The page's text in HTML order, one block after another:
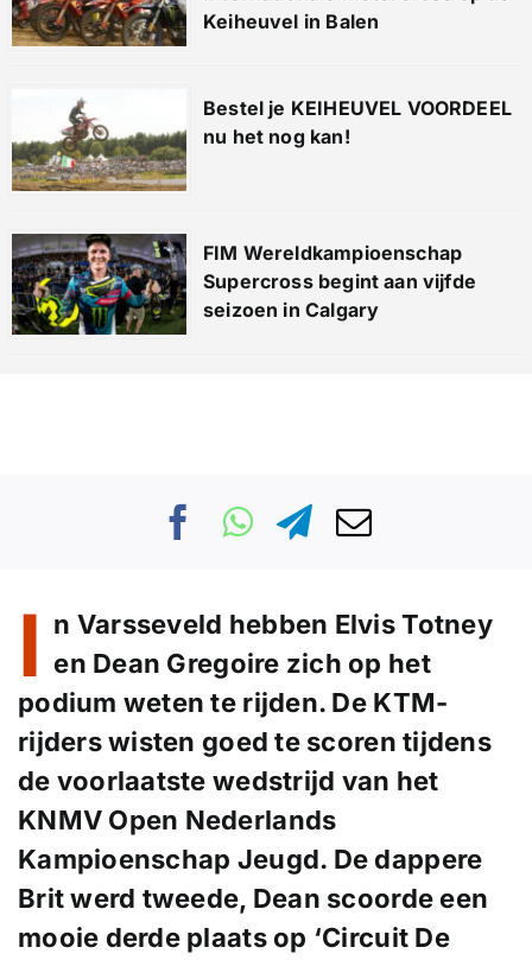
Keiheuvel in Balen
Bestel je KEIHEUVEL VOORDEEL
nu het nog kan!
FIM Wereldkampioenschap
Supercross begint aan vijfde
seizoen in Calgary
I n Varsseveld hebben Elvis Totney
en Dean Gregoire zich op het
podium weten te rijden. De KTM-
rijders wisten goed te scoren tijdens
de voorlaatste wedstrijd van het
KNMV Open Nederlands
Kampioenschap Jeugd. De dappere
Brit werd tweede, Dean scoorde een
mooie derde plaats op ‘Circuit De